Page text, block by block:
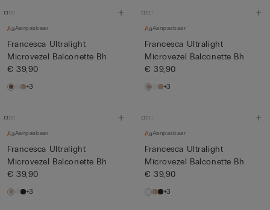
Aanpasbaar
Francesca Ultralight
Microvezel Balconette Bh
€ 39,90
+3
Aanpasbaar
Francesca Ultralight
Microvezel Balconette Bh
€ 39,90
+3
Aanpasbaar
Francesca Ultralight
Microvezel Balconette Bh
€ 39,90
+3
Aanpasbaar
Francesca Ultralight
Microvezel Balconette Bh
€ 39,90
+3